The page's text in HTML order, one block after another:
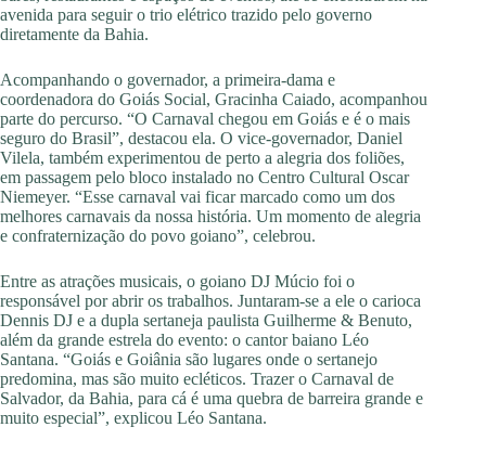
avenida para seguir o trio elétrico trazido pelo governo
diretamente da Bahia.
Acompanhando o governador, a primeira-dama e
coordenadora do Goiás Social, Gracinha Caiado, acompanhou
parte do percurso. “O Carnaval chegou em Goiás e é o mais
seguro do Brasil”, destacou ela. O vice-governador, Daniel
Vilela, também experimentou de perto a alegria dos foliões,
em passagem pelo bloco instalado no Centro Cultural Oscar
Niemeyer. “Esse carnaval vai ficar marcado como um dos
melhores carnavais da nossa história. Um momento de alegria
e confraternização do povo goiano”, celebrou.
Entre as atrações musicais, o goiano DJ Múcio foi o
responsável por abrir os trabalhos. Juntaram-se a ele o carioca
Dennis DJ e a dupla sertaneja paulista Guilherme & Benuto,
além da grande estrela do evento: o cantor baiano Léo
Santana. “Goiás e Goiânia são lugares onde o sertanejo
predomina, mas são muito ecléticos. Trazer o Carnaval de
Salvador, da Bahia, para cá é uma quebra de barreira grande e
muito especial”, explicou Léo Santana.